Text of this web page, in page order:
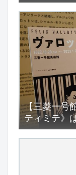
【三菱一号
ティミテ》
白】展